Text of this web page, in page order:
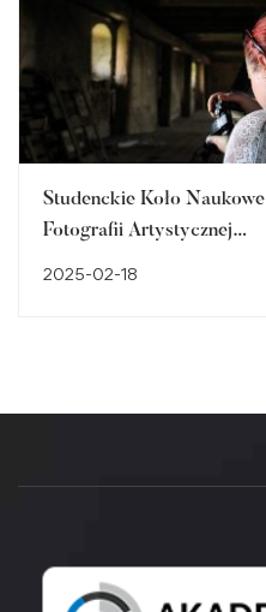
Studenckie Koło Naukowe
Fotografii Artystycznej
2025-02-18